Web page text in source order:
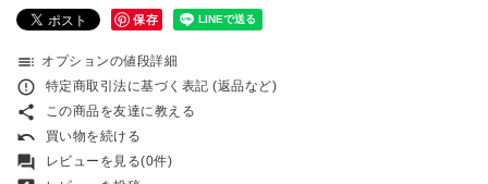
保存
toc オプションの値段詳細
error_outline 特定商取引法に基づく表記 (返品など)
share この商品を友達に教える
undo 買い物を続ける
forum レビューを見る(0件)